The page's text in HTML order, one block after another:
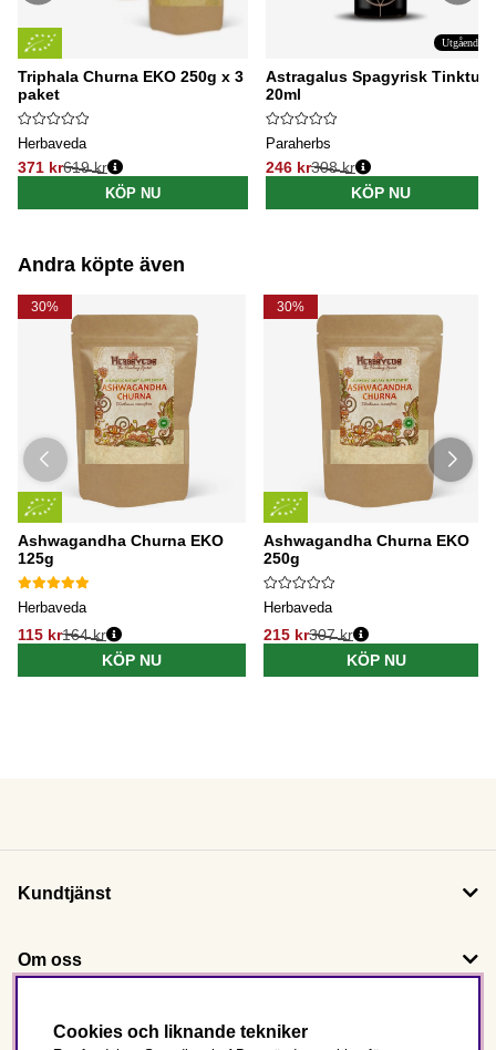
Triphala Churna EKO 250g x 3
paket
Herbaveda
371 kr
Ordinarie pris:
619 kr
KÖP NU
Utgående
Astragalus Spagyrisk Tinktur
20ml
Paraherbs
246 kr
Ordinarie pris:
308 kr
KÖP NU
Andra köpte även
30%
Ashwagandha Churna EKO
125g
Herbaveda
115 kr164 kr
KÖP NU
30%
Ashwagandha Churna EKO
250g
Herbaveda
215 kr307 kr
KÖP NU
Kundtjänst
Om oss
Följ oss
Cookies och liknande tekniker